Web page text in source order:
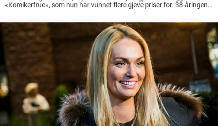
«Komikerfrue», som hun har vunnet flere gjeve priser for. 38-åringen